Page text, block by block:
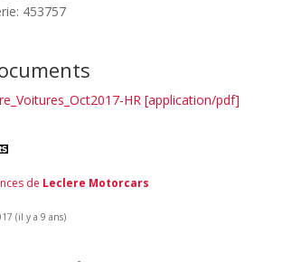
453757
HR [application/pdf]
de Leclere Motorcars
(il y a 9 ans)